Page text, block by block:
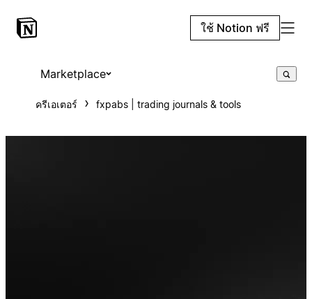
ใช้ Notion ฟรี
Marketplace
ครีเอเตอร์ fxpabs | trading journals & tools